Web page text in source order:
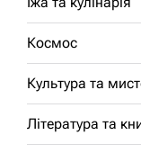
Космос
Культура та
Література та